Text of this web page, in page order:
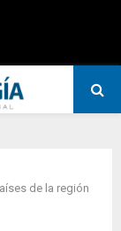
de la región